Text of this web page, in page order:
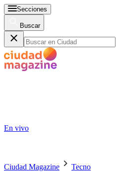
Secciones
Buscar
En vivo
Ciudad Magazine Tecno